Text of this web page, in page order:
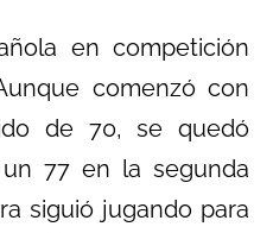
en competición
comenzó con
de 70, se quedó
77 en la segunda
siguió jugando para